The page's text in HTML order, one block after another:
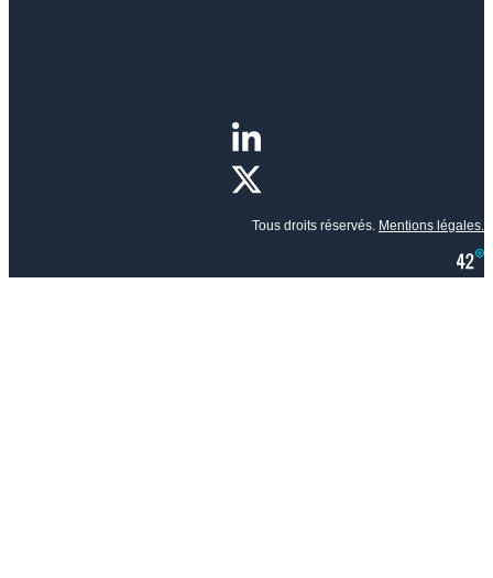
Tous droits réservés. Mentions légales.